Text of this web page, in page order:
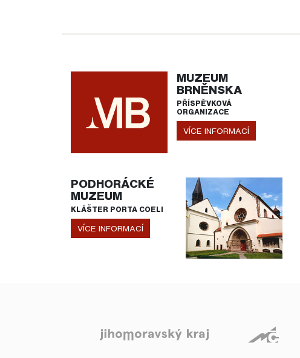
MUZEUM
BRNĚNSKA
PŘÍSPĚVKOVÁ
ORGANIZACE
VÍCE INFORMACÍ
PODHORÁCKÉ
MUZEUM
KLÁŠTER PORTA COELI
VÍCE INFORMACÍ